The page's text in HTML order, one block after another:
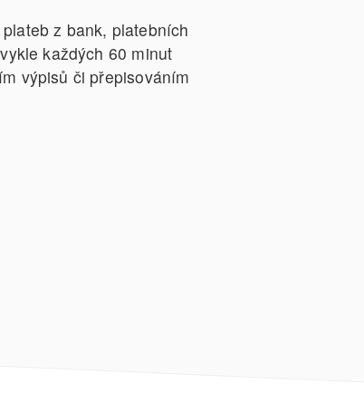
z bank, platebních
každých 60 minut
výpisů či přepisováním